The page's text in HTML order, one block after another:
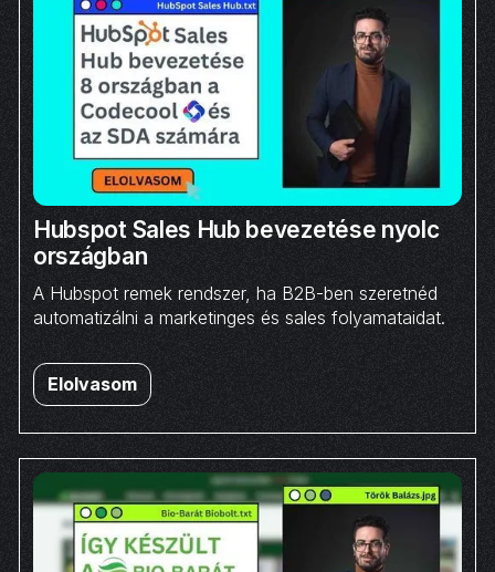
Hubspot Sales Hub bevezetése nyolc
országban
A Hubspot remek rendszer, ha B2B-ben szeretnéd
automatizálni a marketinges és sales folyamataidat.
Elolvasom